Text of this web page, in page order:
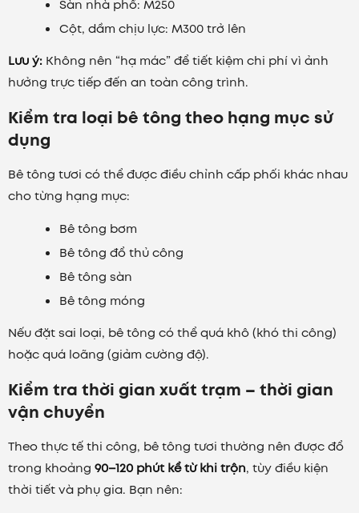
Sàn nhà phố: M250
Cột, dầm chịu lực: M300 trở lên
Lưu ý: Không nên “hạ mác” để tiết kiệm chi phí vì ảnh
hưởng trực tiếp đến an toàn công trình.
Kiểm tra loại bê tông theo hạng mục sử
dụng
Bê tông tươi có thể được điều chỉnh cấp phối khác nhau
cho từng hạng mục:
Bê tông bơm
Bê tông đổ thủ công
Bê tông sàn
Bê tông móng
Nếu đặt sai loại, bê tông có thể quá khô (khó thi công)
hoặc quá loãng (giảm cường độ).
Kiểm tra thời gian xuất trạm – thời gian
vận chuyển
Theo thực tế thi công, bê tông tươi thường nên được đổ
trong khoảng 90–120 phút kể từ khi trộn, tùy điều kiện
thời tiết và phụ gia. Bạn nên: